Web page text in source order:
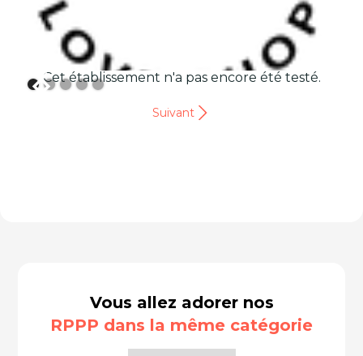
Cet établissement n'a pas encore été testé.
Suivant
Vous allez adorer nos
RPPP dans la même catégorie